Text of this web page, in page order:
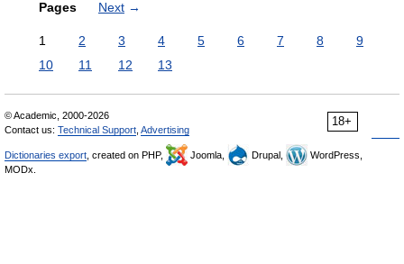
Pages Next →
1 2 3 4 5 6 7 8
9
10
11 12 13
18+
© Academic, 2000-2026
Contact us: Technical Support Advertising
Dictionaries export , created on PHP, Joomla, Drupal,
WordPress,
MODx.